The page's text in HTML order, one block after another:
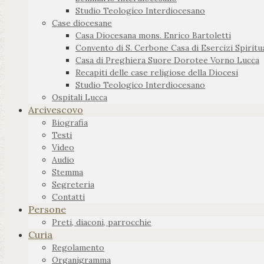
Studio Teologico Interdiocesano
Case diocesane
Casa Diocesana mons. Enrico Bartoletti
Convento di S. Cerbone Casa di Esercizi
Casa di Preghiera Suore Dorotee Vorno Lucca
Recapiti delle case religiose della Diocesi
Studio Teologico Interdiocesano
Ospitali Lucca
Arcivescovo
Biografia
Testi
Video
Audio
Stemma
Segreteria
Contatti
Persone
Preti, diaconi, parrocchie
Curia
Regolamento
Organigramma